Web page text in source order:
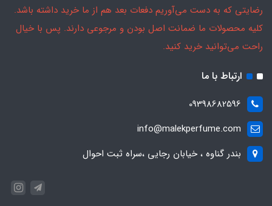
رضایتی که به دست می‌آوریم دفعات بعد هم از ما خرید داشته باشد.
کلیه محصولات ما ضمانت اصل بودن و مرجوعی دارند. پس با خیال
راحت می‌توانید خرید کنید.
ارتباط با ما
09398682596
info@malekperfume.com
بندر گناوه ، خیابان رجایی ،سراه ثبت احوال